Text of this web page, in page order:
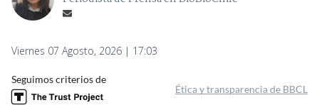
Viernes 07 Agosto, 2026 | 17:03
Seguimos criterios de
Ética y transparencia de BBCL